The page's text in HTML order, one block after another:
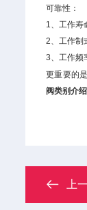
可靠性：
1、工作寿
2、工作制
3、工作频
更重要的
阀类别介
上